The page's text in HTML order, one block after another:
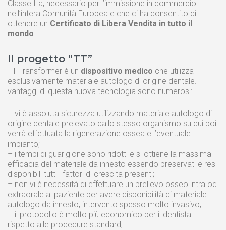
Classe IIa, necessario per l’immissione in commercio
nell’intera Comunità Europea e che ci ha consentito di
ottenere un Certificato di Libera Vendita in tutto il
mondo.
Il progetto “TT”
TT Transformer è un dispositivo medico che utilizza
esclusivamente materiale autologo di origine dentale. I
vantaggi di questa nuova tecnologia sono numerosi:
– vi è assoluta sicurezza utilizzando materiale autologo di
origine dentale prelevato dallo stesso organismo su cui poi
verrà effettuata la rigenerazione ossea e l’eventuale
impianto;
– i tempi di guarigione sono ridotti e si ottiene la massima
efficacia del materiale da innesto essendo preservati e resi
disponibili tutti i fattori di crescita presenti;
– non vi è necessità di effettuare un prelievo osseo intra od
extraorale al paziente per avere disponibilità di materiale
autologo da innesto, intervento spesso molto invasivo;
– il protocollo è molto più economico per il dentista
rispetto alle procedure standard;